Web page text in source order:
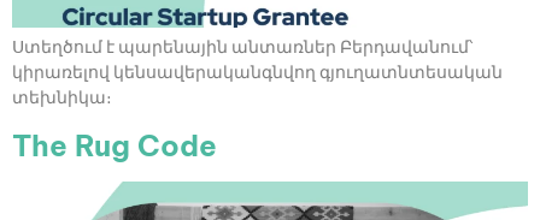
Ստեղծում է պարենային անտառներ Բերդավանում՝
կիրառելով կենսավերականգնվող գյուղատնտեսական
տեխնիկա։
The Rug Code